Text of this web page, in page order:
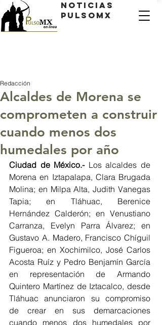
Noticias
PulsoMX
Alcaldes de Morena se
comprometen a construir
cuando menos dos
humedales por año
Redacción
Ciudad de México.- Los alcaldes de
Morena en Iztapalapa, Clara Brugada
Molina; en Milpa Alta, Judith Vanegas
Tapia; en Tláhuac, Berenice
Hernández Calderón; en Venustiano
Carranza, Evelyn Parra Álvarez; en
Gustavo A. Madero, Francisco Chíguil
Figueroa; en Xochimilco, José Carlos
Acosta Ruíz y Pedro Benjamín García
en representación de Armando
Quintero Martínez de Iztacalco, desde
Tláhuac anunciaron su compromiso
de crear en sus demarcaciones
cuando menos dos humedales por